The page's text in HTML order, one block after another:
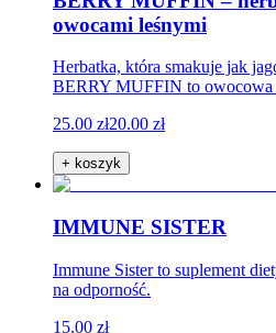
owocami leśnymi
Herbatka, która smakuje jak
BERRY MUFFIN to owocowa
25.00 zł20.00 zł
+ koszyk
IMMUNE SISTER
Immune Sister to suplement
na odporność.
15.00 zł